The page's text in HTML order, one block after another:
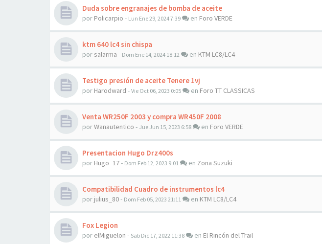
Duda sobre engranajes de bomba de aceite
por Policarpio - Lun Ene 29, 2024 7:39 en Foro VERDE
ktm 640 lc4 sin chispa
por salarma - Dom Ene 14, 2024 18:12 en KTM LC8/LC4
Testigo presión de aceite Tenere 1vj
por Harodward - Vie Oct 06, 2023 0:05 en Foro TT CLASSICAS
Venta WR250F 2003 y compra WR450F 2008
porWanautentico - Jue Jun 15, 2023 6:58 en Foro VERDE
Presentacion Hugo Drz400s
por Hugo_17- Dom Feb 12, 2023 9:01 en Zona Suzuki
Compatibilidad Cuadro de instrumentos lc4
por julius_80- Dom Feb 05, 2023 21:11 en KTM LC8/LC4
Fox Legion
por elMiguelon - Sab Dic 17, 2022 11:38 en El Rincón del Trail